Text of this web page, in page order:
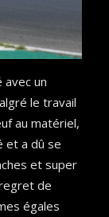
avec un
le travail
au matériel,
et a dû se
et super
de
égales